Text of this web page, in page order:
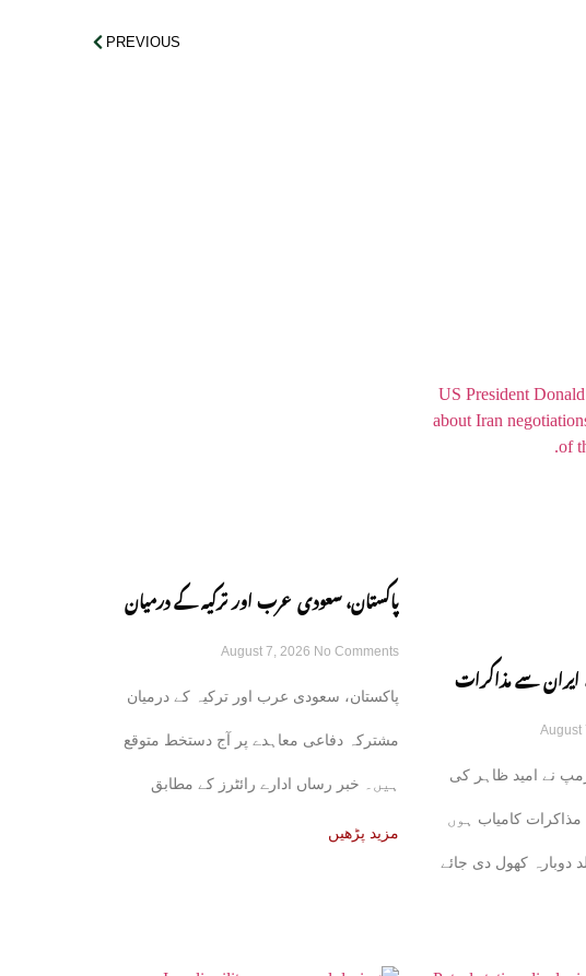
PREVIOUS
سے مذاکرات
ہرمز جلد کھل جائے
August
نے امید ظاہر کی
مذاکرات کامیاب ہوں
دوبارہ کھول دی جائے
پاکستان، سعودی عرب اور ترکیہ کے درمیان
مشترکہ دفاعی معاہدہ آج متوقع
August 7, 2026 No Comments
پاکستان، سعودی عرب اور ترکیہ کے درمیان
مشترکہ دفاعی معاہدے پر آج دستخط متوقع
ہیں۔ خبر رساں ادارے رائٹرز کے مطابق
علاقائی ذرائع نے بتایا
مزید پڑھیں